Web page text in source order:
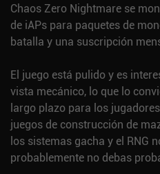
Chaos Zero Nightmare se
de iAPs para paquetes de
batalla y una suscripción
El juego está pulido y es
vista mecánico, lo que lo
largo plazo para los
juegos de construcción de
los sistemas gacha y el RNG
probablemente no debas